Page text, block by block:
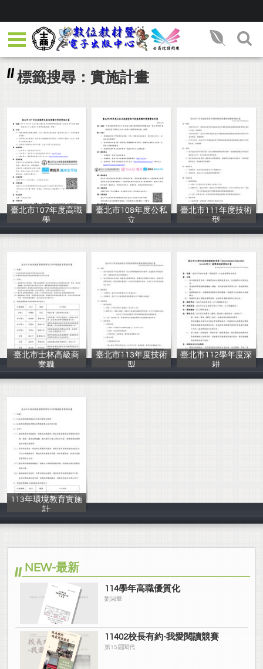
標籤搜尋：實施計畫
臺北市107年度高職
學
鍾允中等
臺北市108年度公私
立
士林高商
臺北市111年度技術
型
教育局
臺北市士林高級商
業職
士林高商
臺北市113年度技術
型
士林高商
臺北市112學年度深
耕
臺北市政府教育
113年環境教育實施
計
士林高商
NEW-最新
114學年高職優質化
劉淑華
11402校長有約-我愛閱讀競賽
第15屆閱代